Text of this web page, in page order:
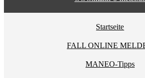
Startseite
FALL ONLINE
MANEO-Tipps